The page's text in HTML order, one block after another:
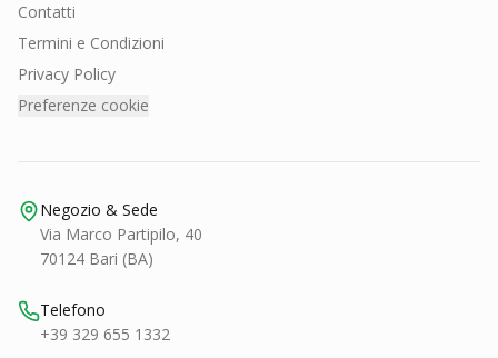
Contatti
Termini e Condizioni
Privacy Policy
Preferenze cookie
Negozio & Sede
Via Marco Partipilo, 40
70124 Bari (BA)
Telefono
+39 329 655 1332